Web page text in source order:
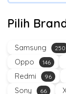
Pilih
Samsung 250
Oppo 146
Redmi 96
Sony 66